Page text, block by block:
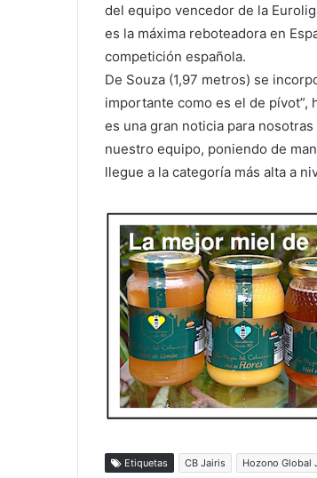
del equipo vencedor de la
es la máxima reboteadora en
competición española.
De Souza (1,97 metros) se
importante como es el de pívot”,
es una gran noticia para
nuestro equipo, poniendo de
llegue a la categoría más alta a
Etiquetas CB Jairis Hozono Global